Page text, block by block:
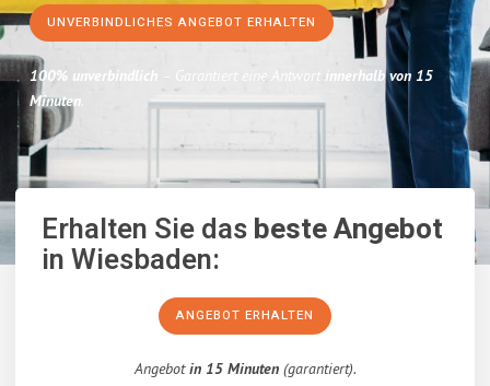
UNVERBINDLICHES ANGEBOT ERHALTEN
100% unverbindlich – Garantiert eine Antwort innerhalb von 15
Minuten.
Erhalten Sie dasbeste Angebot
in Wiesbaden:
ANGEBOT ERHALTEN
Angebotin 15 Minuten(garantiert).